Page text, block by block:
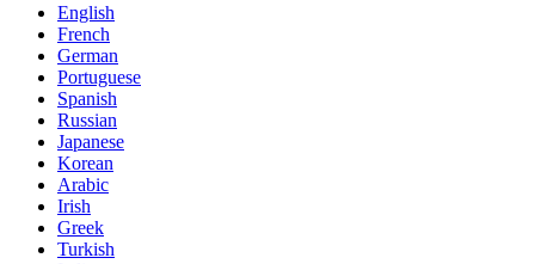
English
French
German
Portuguese
Spanish
Russian
Japanese
Korean
Arabic
Irish
Greek
Turkish